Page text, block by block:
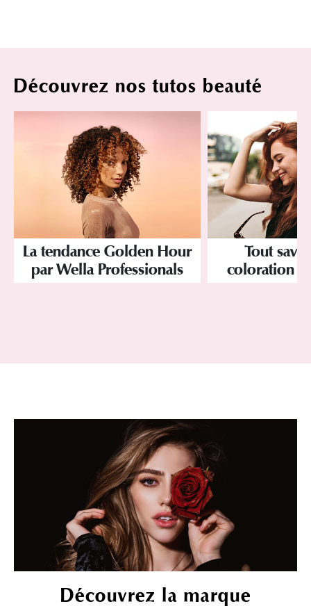
Découvrez nos tutos beauté
La tendance Golden Hour
par Wella Professionals
Tout
coloration
Découvrez la marque